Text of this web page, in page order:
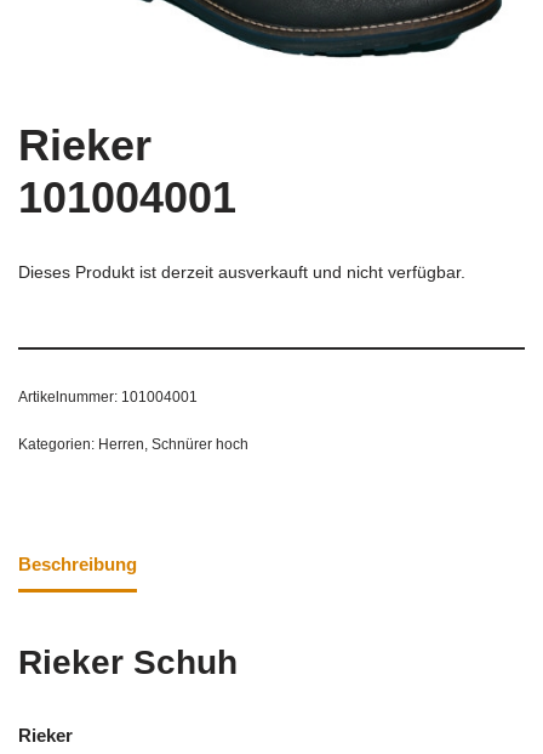
Rieker
101004001
Dieses Produkt ist derzeit ausverkauft und nicht verfügbar.
Artikelnummer: 101004001
Kategorien: Herren Schnürer hoch
Beschreibung
Rieker Schuh
Rieker